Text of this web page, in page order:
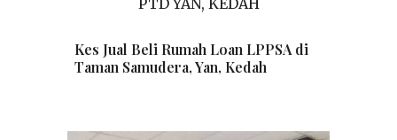
PTDYAN, KEDAH
Kes Jual Beli Rumah Loan LPPSA di
Taman Samudera, Yan, Kedah